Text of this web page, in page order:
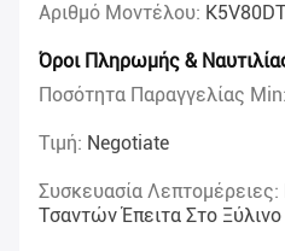
Αριθμό Μοντέλου:
Όροι Πληρωμής &
Ποσότητα Παραγγελίας Min:
Τιμή: Negotiate
Συσκευασία Λεπτομέρειες:
Τσαντών Έπειτα Στο